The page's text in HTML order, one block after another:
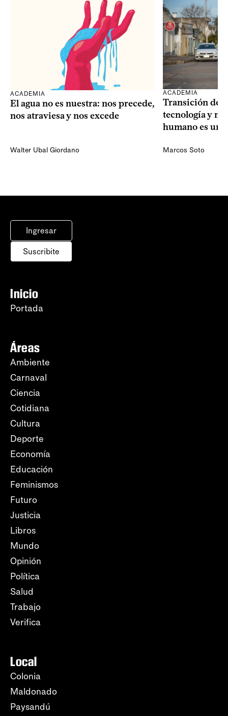
ACADEMIA
El agua no es nuestra: nos precede,
nos atraviesa y nos excede
Walter Ubal Giordano
ACADEMIA
Transición
tecnología y
humano es
Marcos Soto
Ingresar
Suscribite
Inicio
Portada
Áreas
Ambiente
Carnaval
Ciencia
Cotidiana
Cultura
Deporte
Economía
Educación
Feminismos
Futuro
Justicia
Libros
Mundo
Opinión
Política
Salud
Trabajo
Verifica
Local
Colonia
Maldonado
Paysandú